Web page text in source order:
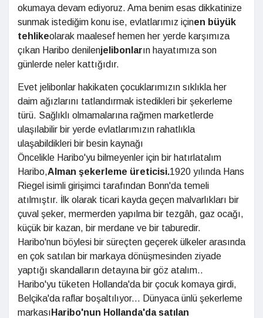
okumaya devam ediyoruz. Ama benim esas dikkatinize
sunmak istediğim konu ise, evlatlarımız içinen büyük
tehlikeolarak maalesef hemen her yerde karşımıza
çıkan Haribo denilenjelibonların hayatımıza son
günlerde neler kattığıdır.
Evet jelibonlar hakikaten çocuklarımızın sıklıkla her
daim ağızlarını tatlandırmak istedikleri bir şekerleme
türü. Sağlıklı olmamalarına rağmen marketlerde
ulaşılabilir bir yerde evlatlarımızın rahatlıkla
ulaşabildikleri bir besin kaynağı
Öncelikle Haribo'yu bilmeyenler için bir hatırlatalım
Haribo,Alman şekerleme üreticisi.1920 yılında Hans
Riegel isimli girişimci tarafından Bonn'da temeli
atılmıştır. İlk olarak ticari kayda geçen malvarlıkları bir
çuval şeker, mermerden yapılma bir tezgâh, gaz ocağı,
küçük bir kazan, bir merdane ve bir taburedir.
Haribo'nun böylesi bir süreçten geçerek ülkeler arasında
en çok satılan bir markaya dönüşmesinden ziyade
yaptığı skandalların detayına bir göz atalım..
Haribo'yu tüketen Hollanda'da bir çocuk komaya girdi,
Belçika'da raflar boşaltılıyor... Dünyaca ünlü şekerleme
markası Haribo'nun Hollanda'da satılan